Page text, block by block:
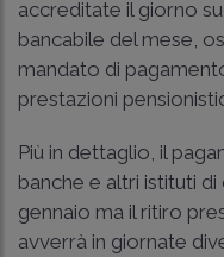
accreditate il giorno
bancabile del mese,
mandato di
prestazioni
Più in dettaglio, il
banche e altri istituti
gennaio ma il ritiro
avverrà in giornate